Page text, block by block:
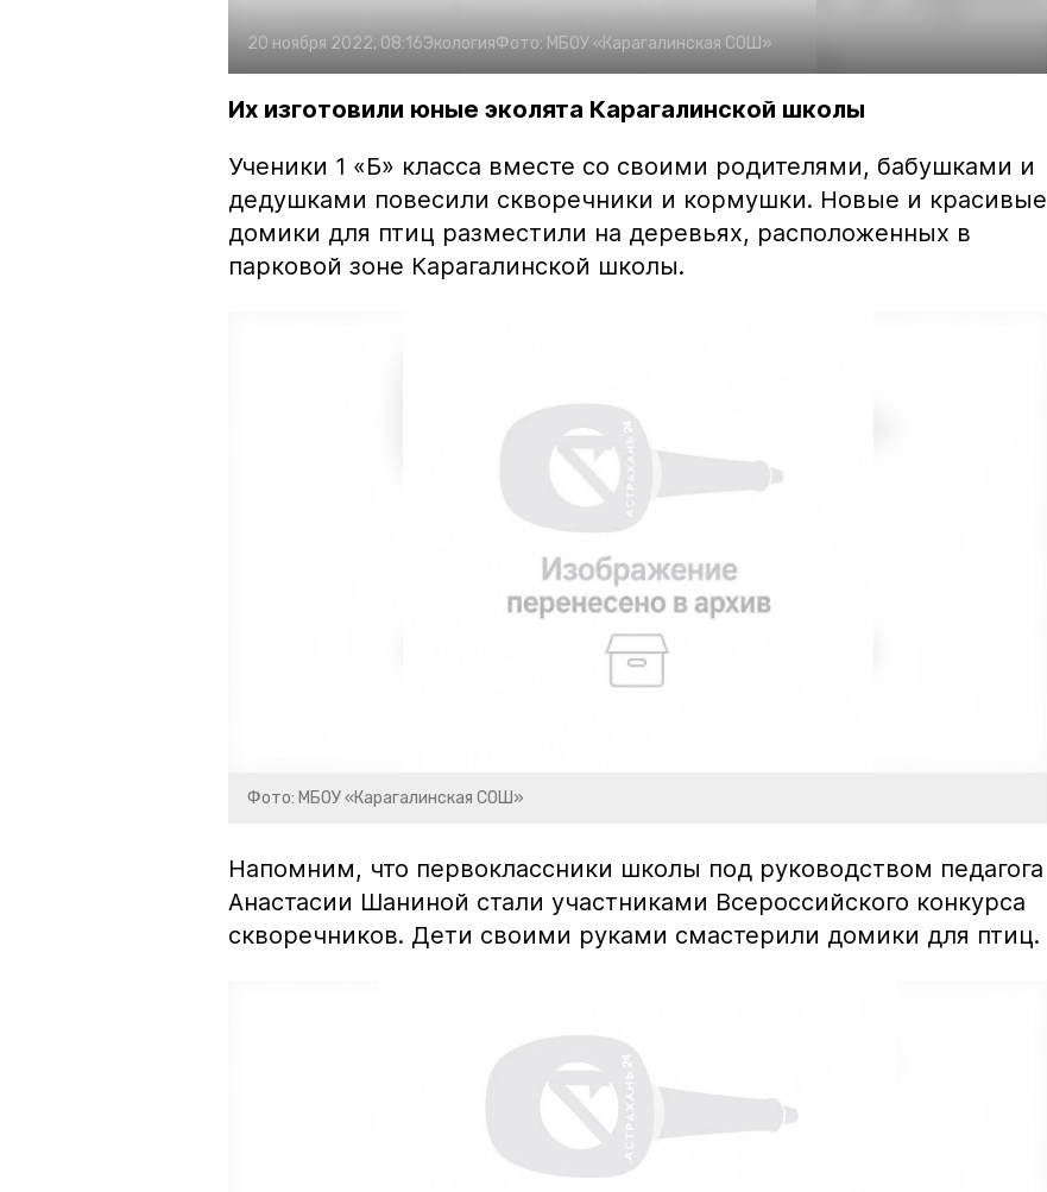
20 ноября 2022, 08:16ЭкологияФото: МБОУ «Карагалинская СОШ»
Их изготовили юные эколята Карагалинской школы
Ученики 1 «Б» класса вместе со своими родителями, бабушками и
дедушками повесили скворечники и кормушки. Новые и красивые
домики для птиц разместили на деревьях, расположенных в
парковой зоне Карагалинской школы.
Фото: МБОУ «Карагалинская СОШ»
Напомним, что первоклассники школы под руководством педагога
Анастасии Шаниной стали участниками Всероссийского конкурса
скворечников. Дети своими руками смастерили домики для птиц.